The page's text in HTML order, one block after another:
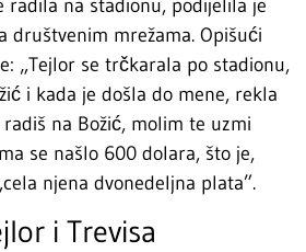
radila na stadionu, podijelila je
društvenim mrežama. Opišući
„Tejlor se trčkarala po stadionu,
i kada je došla do mene, rekla
na Božić, molim te uzmi
se našlo 600 dolara, što je,
njena dvonedeljna plata”.
i Trevisa